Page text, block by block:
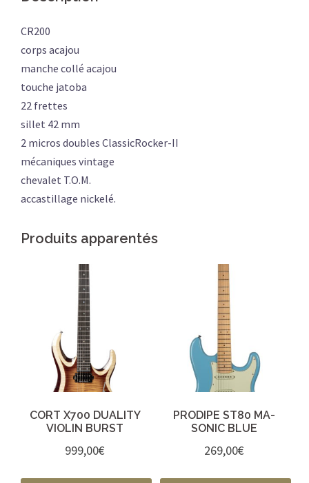
CR200
corps acajou
manche collé acajou
touche jatoba
22 frettes
sillet 42 mm
2 micros doubles ClassicRocker-II
mécaniques vintage
chevalet T.O.M.
accastillage nickelé.
Produits apparentés
CORT X700 DUALITY
VIOLIN BURST
999,00€
PRODIPE ST80 MA-
SONIC BLUE
269,00€